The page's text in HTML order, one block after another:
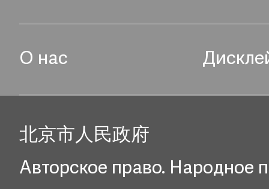
О нас
北京市人民政府
Авторское право. Народное